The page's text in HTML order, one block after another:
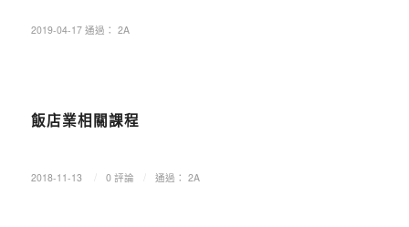
2019-04-17 通過： 2A
飯店業相關課程
2018-11-13 0 評論 通過： 2A